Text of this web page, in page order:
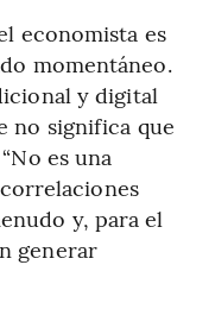
economista es
momentáneo.
y digital
no significa que
es una
y, para el
generar